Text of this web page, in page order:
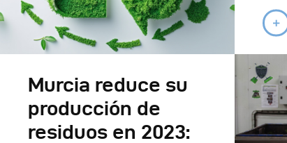
Murcia reduce su
producción de
residuos en 2023: